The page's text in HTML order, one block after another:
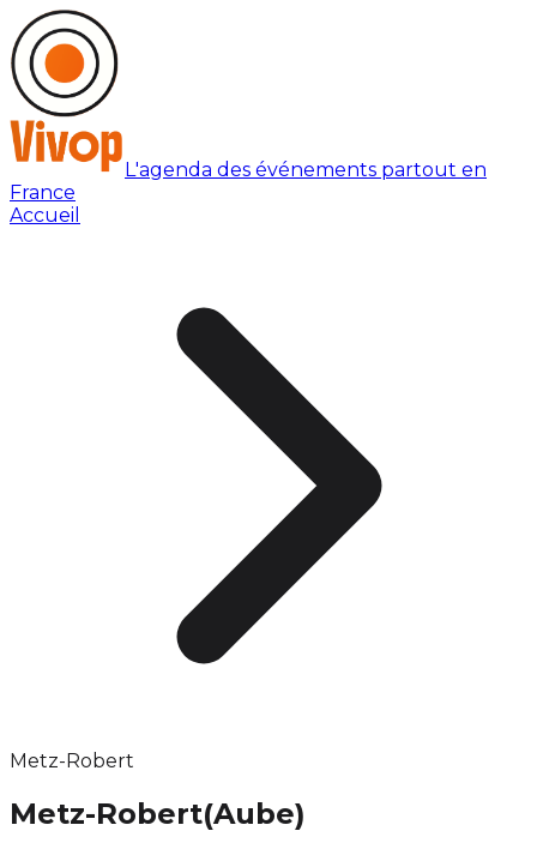
L'agenda des événements partout en
France
Accueil
Metz-Robert
Metz-Robert(Aube)